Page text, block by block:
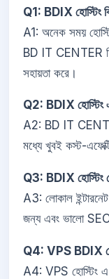
Q1: BDIX হোস্টিং
A1: অনেক সময়
BD IT CENTER
সহায়তা করে।
Q2: BDIX হোস্টিং
A2: BD IT
মধ্যে খুবই কস্ট-
Q3: BDIX হোস্টিং
A3: লোকাল ইন্টারনেট
জন্য এবং ভালো SEO
Q4: VPS BDIX
A4: VPS হোস্টিং এ